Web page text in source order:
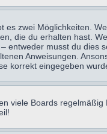
es zwei Möglichkeiten.
die du erhalten hast.
musst du dies
Anweisungen.
korrekt eingegeben
viele Boards